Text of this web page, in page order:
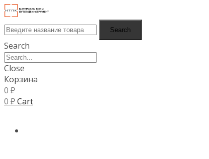
Search
Search
Close
Корзина
0 ₽
0 ₽Cart